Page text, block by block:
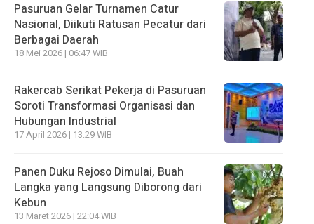
Pasuruan Gelar Turnamen Catur
Nasional, Diikuti Ratusan Pecatur dari
Berbagai Daerah
18 Mei 2026 | 06:47 WIB
Rakercab Serikat Pekerja di Pasuruan
Soroti Transformasi Organisasi dan
Hubungan Industrial
17 April 2026 | 13:29 WIB
Panen Duku Rejoso Dimulai, Buah
Langka yang Langsung Diborong dari
Kebun
13 Maret 2026 | 22:04 WIB